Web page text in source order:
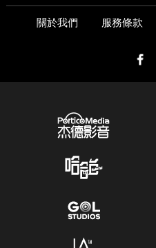
關於我們 服務條款